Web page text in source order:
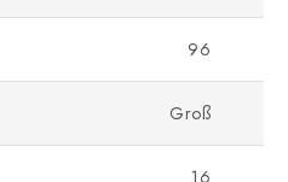
96
Groß